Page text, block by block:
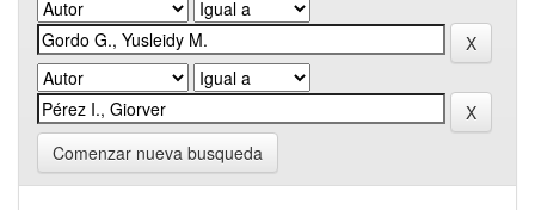
Comenzar nueva busqueda